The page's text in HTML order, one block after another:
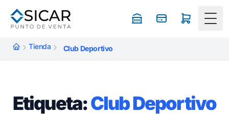
Tienda Club Deportivo
Etiqueta:Club Deportivo